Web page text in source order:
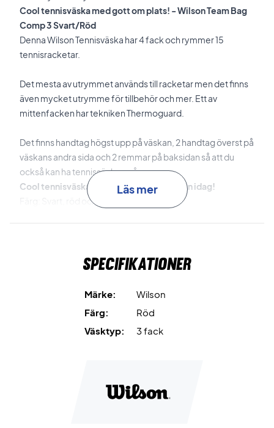
Cool tennisväska med gott om plats! - Wilson Team Bag
Comp 3 Svart/Röd
Denna Wilson Tennisväska har 4 fack och rymmer 15
tennisracketar.
Det mesta av utrymmet används till racketar men det finns
även mycket utrymme för tillbehör och mer. Ett av
mittenfacken har tekniken Thermoguard.
Det finns handtag högst upp på väskan, 2 handtag överst på
väskans andra sida och 2 remmar på baksidan så att du
också kan ha tennissäcken på ryggen.
Cool tennisväska - till ett bra pris! Köp den idag!
Färg: Svart, röd och vit
Läs mer
Specifikationer
Märke:
Wilson
Färg:
Röd
Väsktyp:
3 fack